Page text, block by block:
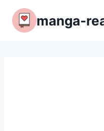
Перейти
содержимому
manga-